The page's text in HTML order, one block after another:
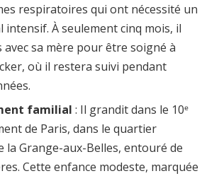
respiratoires qui ont nécessité un
intensif. À seulement cinq mois, il
sa mère pour être soigné à
où il restera suivi pendant
familial : Il grandit dans le 10ᵉ
de Paris, dans le quartier
la Grange-aux-Belles, entouré de
Cette enfance modeste, marquée